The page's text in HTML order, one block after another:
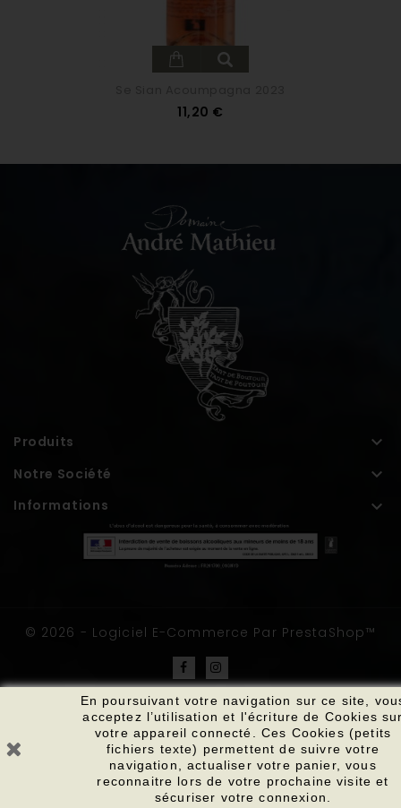
11,20 €
Produits 
Notre Société 
Informations 
En poursuivant votre navigation sur ce site,
acceptez l’utilisation et l'écriture de Cookies
votre appareil connecté. Ces Cookies (petits
fichiers texte) permettent de suivre votre
navigation, actualiser votre panier, vous
reconnaitre lors de votre prochaine visite et
sécuriser votre connexion.
© 2026 - Logiciel E-Commerce Par PrestaShop™